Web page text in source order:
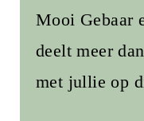
Mooi Gebaar
deelt meer
met jullie op